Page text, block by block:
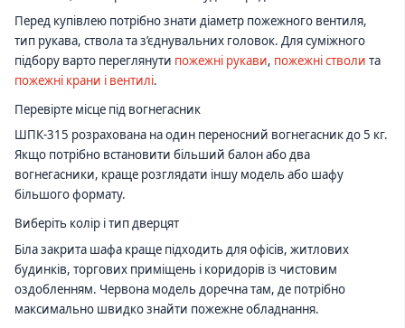
Перед купівлею потрібно знати діаметр пожежного вентиля,
тип рукава, ствола та з’єднувальних головок. Для суміжного
підбору варто переглянути пожежні рукави, пожежні стволи та
пожежні крани і вентилі.
Перевірте місце під вогнегасник
ШПК-315 розрахована на один переносний вогнегасник до 5 кг.
Якщо потрібно встановити більший балон або два
вогнегасники, краще розглядати іншу модель або шафу
більшого формату.
Виберіть колір і тип дверцят
Біла закрита шафа краще підходить для офісів, житлових
будинків, торгових приміщень і коридорів із чистовим
оздобленням. Червона модель доречна там, де потрібно
максимально швидко знайти пожежне обладнання.